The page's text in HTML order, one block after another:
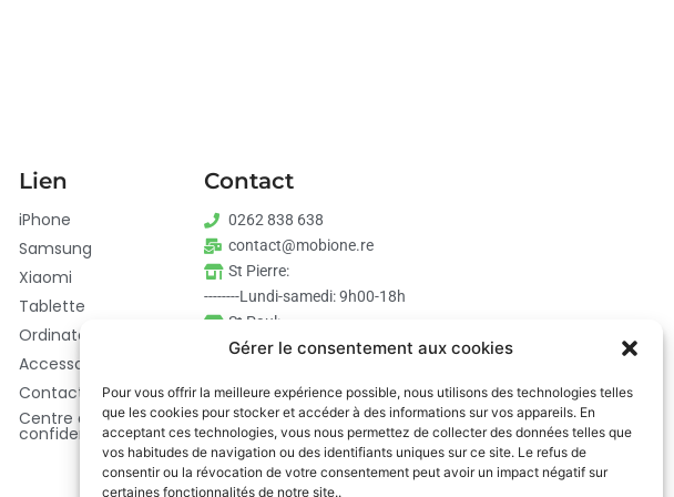
Gérer le consentement aux cookies
Pour vous offrir la meilleure expérience possible, nous utilisons des technologies telles
que les cookies pour stocker et accéder à des informations sur vos appareils. En
acceptant ces technologies, vous nous permettez de collecter des données telles que
vos habitudes de navigation ou des identifiants uniques sur ce site. Le refus de
consentir ou la révocation de votre consentement peut avoir un impact négatif sur
certaines fonctionnalités de notre site..
Lien
iPhone
Samsung
Xiaomi
Tablette
Ordinateur
Accessoires
Contact
Centre de
confidentialité
Contact
0262 838 638
contact@mobione.re
St Pierre:
--------Lundi-samedi: 9h00-18h
St Paul:
--------Lundi-samedi: 9h00-17h30